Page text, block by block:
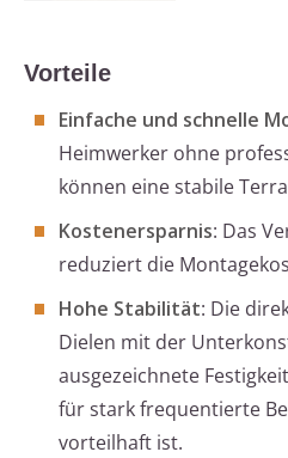
Vorteile
Einfache und schnelle
Heimwerker ohne
können eine stabile
Kostenersparnis: Das
reduziert die
Hohe Stabilität: Die
Dielen mit der
ausgezeichnete
für stark frequentierte
vorteilhaft ist.